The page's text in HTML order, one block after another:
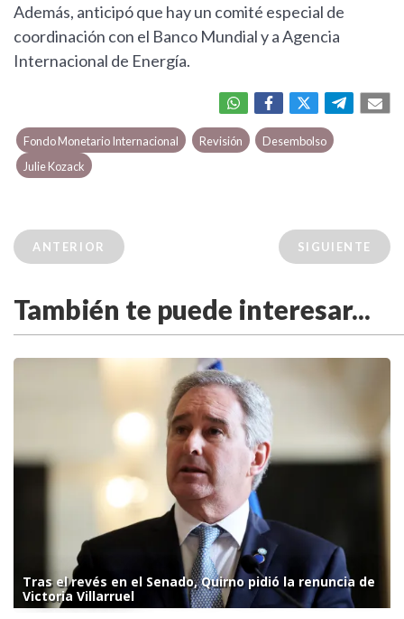
Además, anticipó que hay un comité especial de
coordinación con el Banco Mundial y a Agencia
Internacional de Energía.
Fondo Monetario Internacional Revisión
Desembolso
Julie Kozack
ANTERIOR SIGUIENTE
También te puede interesar...
Tras el revés en el Senado, Quirno pidió la renuncia de
Victoria Villarruel